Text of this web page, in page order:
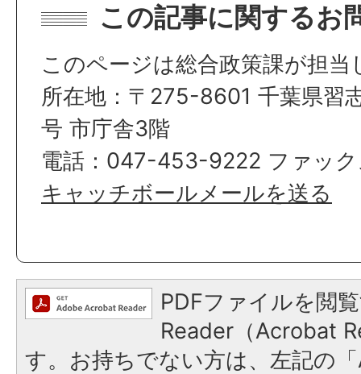
この記事に関するお
このページは総合政策課が担当
所在地：〒275-8601 千葉県習
号 市庁舎3階
電話：047-453-9222 ファッ
キャッチボールメールを送る
PDFファイルを閲
Reader（Acrobat
す。お持ちでない方は、左記の